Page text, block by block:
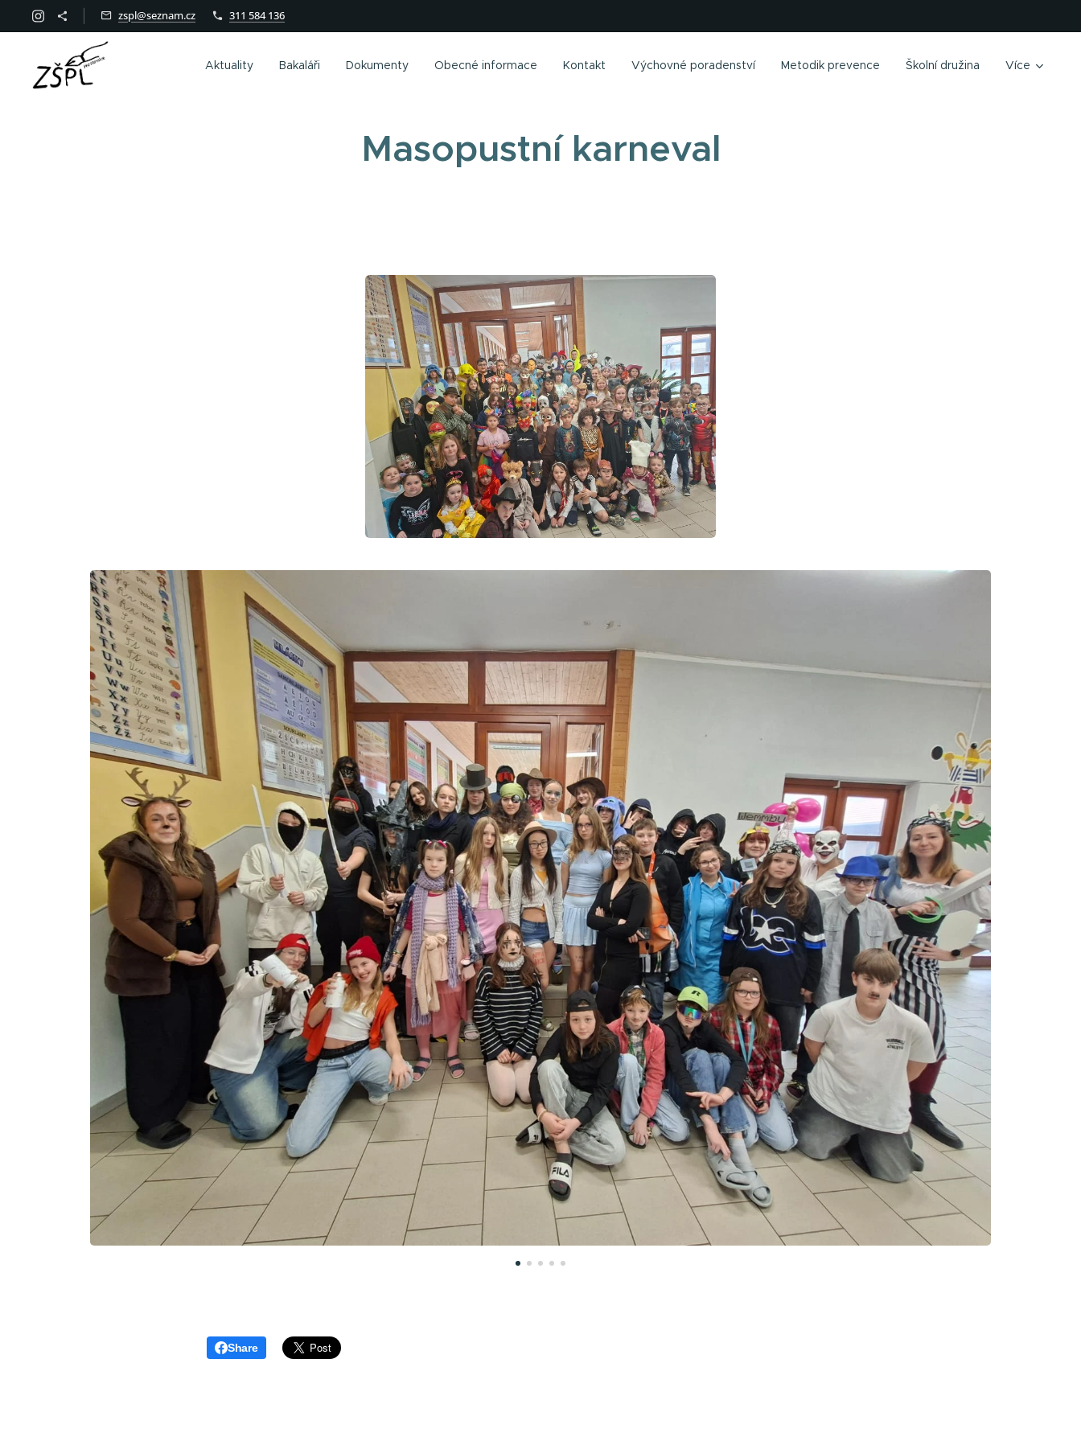
zspl@seznam.cz 311 584 136
Aktuality Bakaláři Dokumenty Obecné informace Kontakt Výchovné poradenství Metodik prevence Školní družina Více
Masopustní karneval
Share